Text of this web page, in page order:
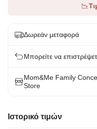
Δωρεάν μεταφορά
Μπορείτε να
Mom&Me Family
Store
Ιστορικό τιμών